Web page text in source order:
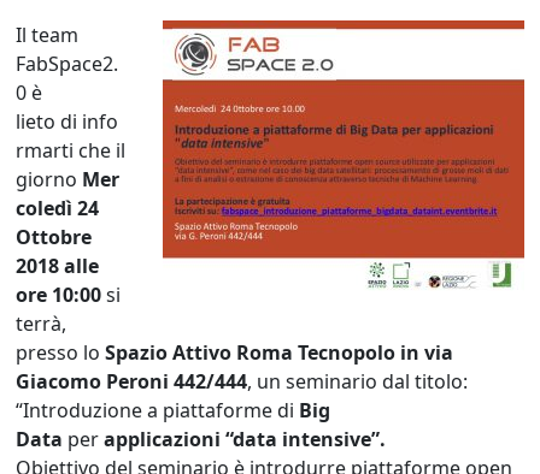
Il team
FabSpace2.
0 è
lietodi info
rmarti che il
giorno Mer
coledì 24
Ottobre
2018 alle
ore 10:00si
terrà,
presso loSpazio Attivo Roma Tecnopolo in via
Giacomo Peroni 442/444, unseminario dal titolo:
“Introduzione a piattaforme di Big
Data perapplicazioni “data intensive”.
Obiettivo del seminario è introdurre piattaforme open